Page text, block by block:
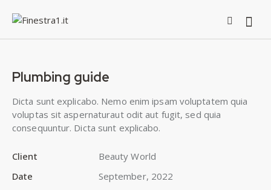
Plumbing guide
Dicta sunt explicabo. Nemo enim ipsam voluptatem quia
voluptas sit aspernaturaut odit aut fugit, sed quia
consequuntur. Dicta sunt explicabo.
Client
Beauty World
Date
September, 2022